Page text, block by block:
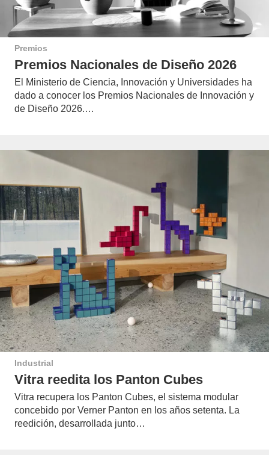
Premios
Premios Nacionales de Diseño 2026
El Ministerio de Ciencia, Innovación y Universidades ha
dado a conocer los Premios Nacionales de Innovación y
de Diseño 2026.…
Industrial
Vitra reedita los Panton Cubes
Vitra recupera los Panton Cubes, el sistema modular
concebido por Verner Panton en los años setenta. La
reedición, desarrollada junto…